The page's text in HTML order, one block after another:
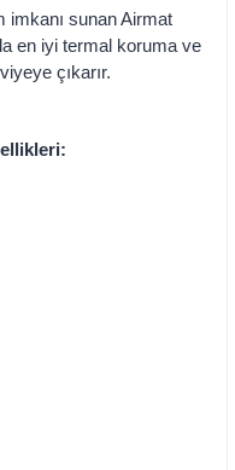
imkanı sunan Airmat
en iyi termal koruma ve
çıkarır.